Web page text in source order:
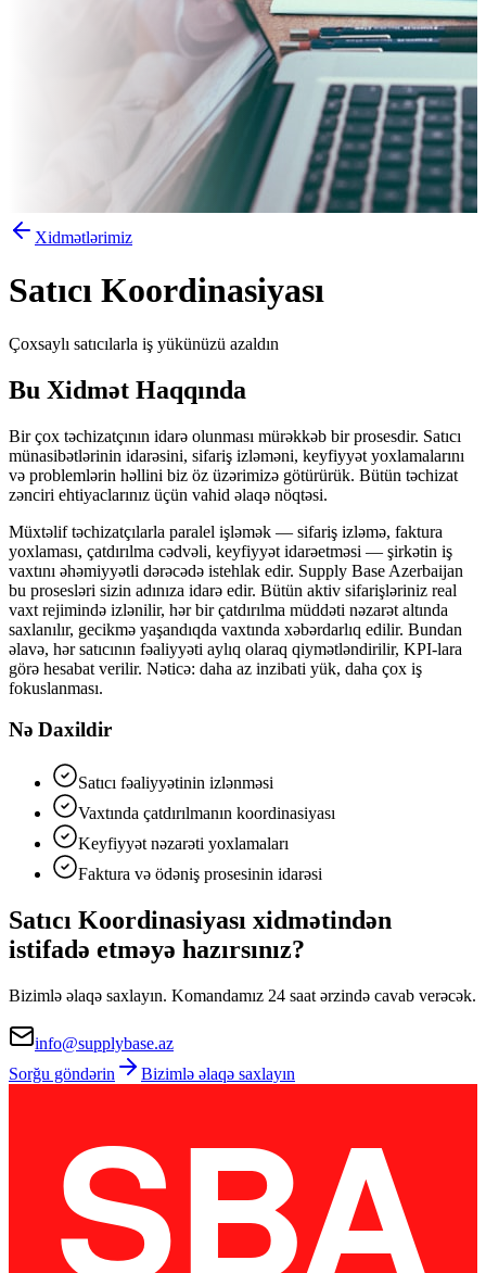
Xidmətlərimiz
Satıcı Koordinasiyası
Çoxsaylı satıcılarla iş yükünüzü azaldın
Bu Xidmət Haqqında
Bir çox təchizatçının idarə olunması mürəkkəb bir prosesdir. Satıcı
münasibətlərinin idarəsini, sifariş izləməni, keyfiyyət yoxlamalarını
və problemlərin həllini biz öz üzərimizə götürürük. Bütün təchizat
zənciri ehtiyaclarınız üçün vahid əlaqə nöqtəsi.
Müxtəlif təchizatçılarla paralel işləmək — sifariş izləmə, faktura
yoxlaması, çatdırılma cədvəli, keyfiyyət idarəetməsi — şirkətin iş
vaxtını əhəmiyyətli dərəcədə istehlak edir. Supply Base Azerbaijan
bu prosesləri sizin adınıza idarə edir. Bütün aktiv sifarişləriniz real
vaxt rejimində izlənilir, hər bir çatdırılma müddəti nəzarət altında
saxlanılır, gecikmə yaşandıqda vaxtında xəbərdarlıq edilir. Bundan
əlavə, hər satıcının fəaliyyəti aylıq olaraq qiymətləndirilir, KPI-lara
görə hesabat verilir. Nəticə: daha az inzibati yük, daha çox iş
fokuslanması.
Nə Daxildir
Satıcı fəaliyyətinin izlənməsi
Vaxtında çatdırılmanın koordinasiyası
Keyfiyyət nəzarəti yoxlamaları
Faktura və ödəniş prosesinin idarəsi
Satıcı Koordinasiyası xidmətindən
istifadə etməyə hazırsınız?
Bizimlə əlaqə saxlayın. Komandamız 24 saat ərzində cavab verəcək.
info@supplybase.az
Sorğu göndərin
Bizimlə əlaqə saxlayın